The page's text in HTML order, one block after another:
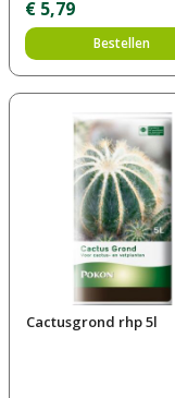
€ 5,79
Bestellen
Cactusgrond rhp 5l